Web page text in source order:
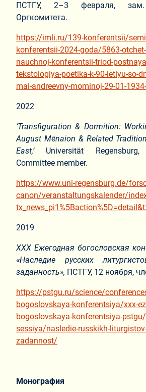
ПСТГУ, 2–3 февраля, зам.
Оргкомитета.
https://imli.ru/139-konferentsii/
konferentsii-2024-goda/5863-
nauchnoj-konferentsii-triod-
tekstologiya-poetika-k-90-letiyu-so-
mai-andreevny-mominoj-29-01-
2022
‘Transfiguration & Dormition:
August Mēnaion & Related
East,’Universität
Сommittee member.
https://www.uni-regensburg.de/
canon/veranstaltungskalender/
2019
XXX Ежегодная богословская
«Наследие русских
заданность», ПСТГУ, 12 ноября,
https://pstgu.ru/science/
bogoslovskaya-konferentsiya/xxx-
bogoslovskaya-konferentsiya-
sessiya/nasledie-russkikh-
zadannost/
Монография